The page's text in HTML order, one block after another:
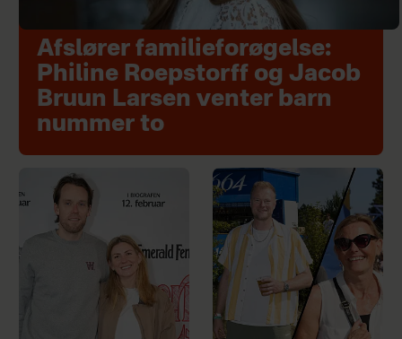
Afslører familieforøgelse:
Philine Roepstorff og Jacob
Bruun Larsen venter barn
nummer to